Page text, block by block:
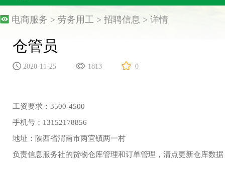
电商服务 > 劳务用工 > 招聘信息 > 详情
仓管员
2020-11-25 1813 0
工资要求：3500-4500
手机号：13152178856
地址：陕西省渭南市两宜镇两一村
负责信息服务社的货物仓库管理和订单管理，清点更新仓库数